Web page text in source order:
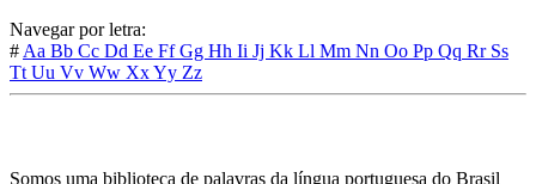
Navegar por letra:
# Aa Bb Cc Dd Ee FfGg Hh Ii Jj Kk Ll Mm Nn Oo Pp Qq Rr Ss
Tt Uu Vv Ww XxYy Zz
Somos uma biblioteca de palavras da língua portuguesa do Brasil